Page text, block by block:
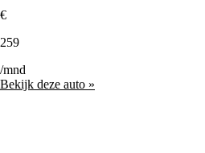
€
259
/mnd
Bekijk deze auto »